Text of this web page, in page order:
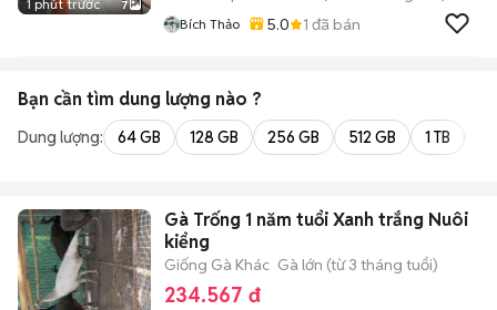
1 phút trước 7
Bích Thảo 5.0 1 đã bán
Bạn cần tìm dung lượng nào ?
Dung lượng: 64 GB 128 GB 256 GB 512 GB 1 TB
Gà Trống 1 năm tuổi Xanh trắng Nuôi
kiểng
Giống Gà Khác Gà lớn (từ 3 tháng tuổi)
234.567 đ